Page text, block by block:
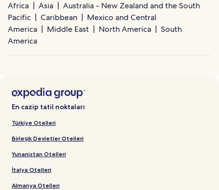
Africa Asia
Australia - New Zealand and the South
Pacific
Caribbean
Mexico and Central
America
Middle East North America
South
America
En cazip tatil noktaları
Türkiye Otelleri
Birleşik Devletler Otelleri
Yunanistan Otelleri
İtalya Otelleri
Almanya Otelleri